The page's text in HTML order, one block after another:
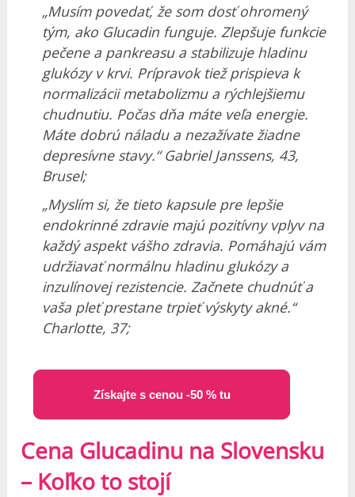
„Musím povedať, že som dosť ohromený
tým, ako Glucadin funguje. Zlepšuje funkcie
pečene a pankreasu a stabilizuje hladinu
glukózy v krvi. Prípravok tiež prispieva k
normalizácii metabolizmu a rýchlejšiemu
chudnutiu. Počas dňa máte veľa energie.
Máte dobrú náladu a nezažívate žiadne
depresívne stavy.“ Gabriel Janssens, 43,
Brusel;
„Myslím si, že tieto kapsule pre lepšie
endokrinné zdravie majú pozitívny vplyv na
každý aspekt vášho zdravia. Pomáhajú vám
udržiavať normálnu hladinu glukózy a
inzulínovej rezistencie. Začnete chudnúť a
vaša pleť prestane trpieť výskyty akné.“
Charlotte, 37;
Získajte s cenou -50 % tu
Cena Glucadinu na Slovensku
– Koľko to stojí